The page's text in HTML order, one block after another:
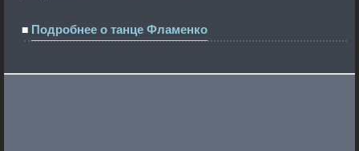
Подробнее о танце Фламенко